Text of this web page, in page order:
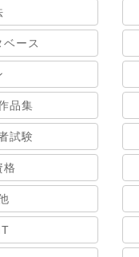
ース
品集
試験
格